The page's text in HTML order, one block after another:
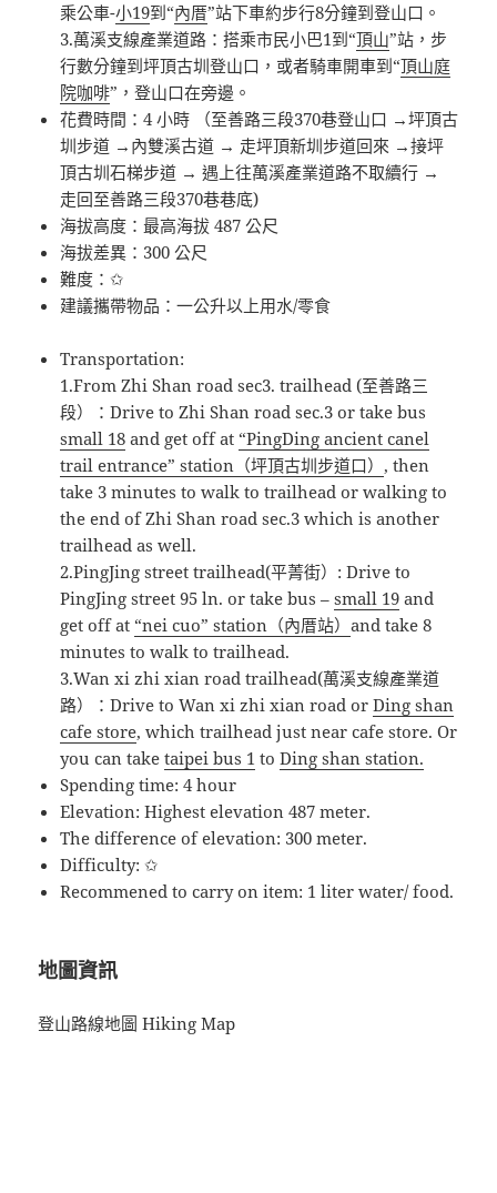
乘公車-小19到“內厝”站下車約步行8分鐘到登山口。
3.萬溪支線產業道路：搭乘市民小巴1到“頂山”站，步
行數分鐘到坪頂古圳登山口，或者騎車開車到“頂山庭
院咖啡”，登山口在旁邊。
花費時間：4 小時 （至善路三段370巷登山口 →坪頂古
圳步道 →內雙溪古道 → 走坪頂新圳步道回來 →接坪
頂古圳石梯步道 → 遇上往萬溪產業道路不取續行 →
走回至善路三段370巷巷底)
海拔高度：最高海拔 487 公尺
海拔差異：300 公尺
難度：✩
建議攜帶物品：一公升以上用水/零食
Transportation:
1.From Zhi Shan road sec3. trailhead (至善路三
段）：Drive to Zhi Shan road sec.3 or take bus
small 18 and get off at “PingDing ancient canel
trail entrance” station（坪頂古圳步道口） , then
take 3 minutes to walk to trailhead or walking to
the end of Zhi Shan road sec.3 which is another
trailhead as well.
2.PingJing street trailhead(平菁街）: Drive to
PingJing street 95 ln. or take bus –small 19 and
get off at “nei cuo” station（內厝站）and take 8
minutes to walk to trailhead.
3.Wan xi zhi xian road trailhead(萬溪支線產業道
路）：Drive to Wan xi zhi xian road orDing shan
cafe store, which trailhead just near cafe store. Or
you can taketaipei bus 1 toDing shan station.
Spending time: 4 hour
Elevation: Highest elevation 487 meter.
The difference of elevation: 300 meter.
Difficulty: ✩
Recommened to carry on item: 1 liter water/ food.
地圖資訊
登山路線地圖 Hiking Map